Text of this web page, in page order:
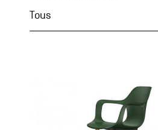
Tous